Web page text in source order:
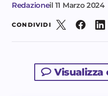
Redazioneil 11 Marzo 2024
CONDIVIDI
Visualizza